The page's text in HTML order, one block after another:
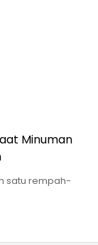
Minuman
satu rempah-